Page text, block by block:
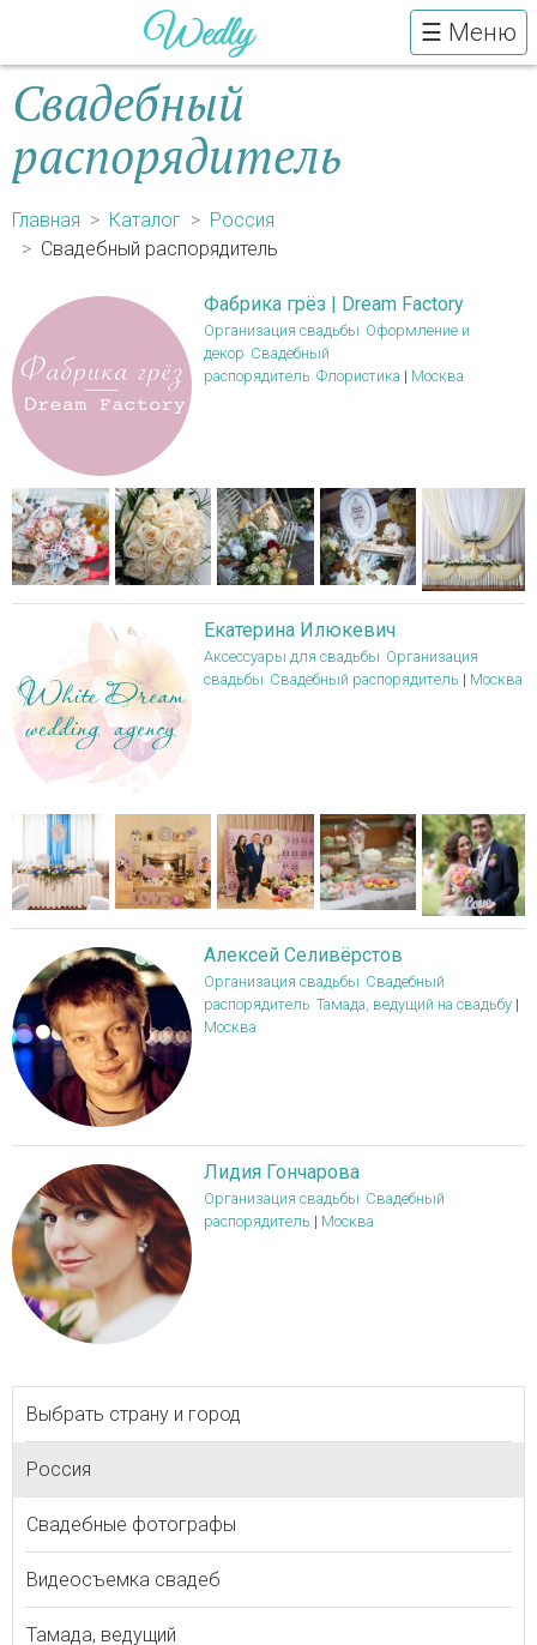
☰ Меню
Свадебный
распорядитель
Главная Каталог
Россия
Свадебный распорядитель
Фабрика грёз | Dream Factory
Организация свадьбы Оформление и
декор Свадебный
распорядитель Флористика | Москва
Екатерина Илюкевич
Аксессуары для свадьбы Организация
свадьбы Свадебный распорядитель | Москва
Алексей Селивёрстов
Организация свадьбы Свадебный
распорядитель Тамада, ведущий на свадьбу |
Москва
Лидия Гончарова
Организация свадьбы Свадебный
распорядитель | Москва
Выбрать страну и город
Россия
Свадебные фотографы
Видеосъемка свадеб
Тамада, ведущий